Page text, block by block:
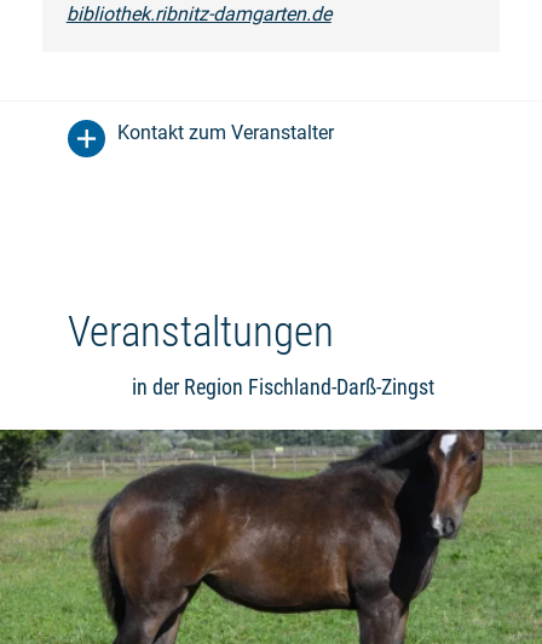
bibliothek.ribnitz-damgarten.de
Kontakt zum Veranstalter
Veranstaltungen
in der Region Fischland-Darß-Zingst